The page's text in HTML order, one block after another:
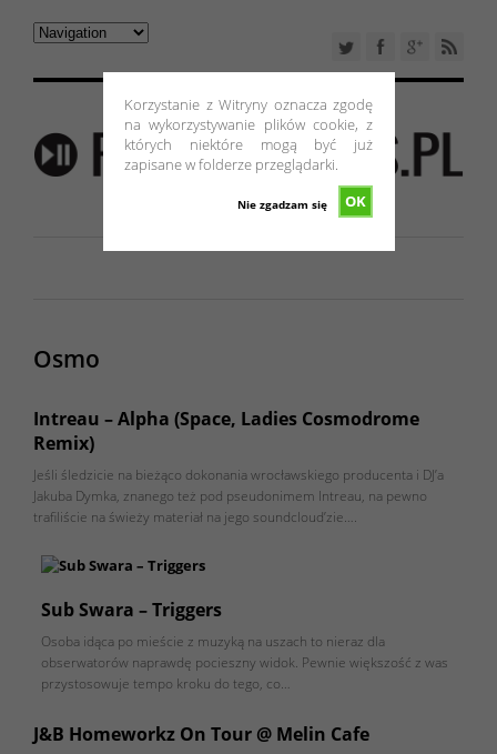
Korzystanie z Witryny oznacza zgodę
na wykorzystywanie plików cookie, z
których niektóre mogą być już
zapisane w folderze przeglądarki.
OK
Nie zgadzam się
Osmo
Intreau – Alpha (Space, Ladies Cosmodrome
Remix)
Jeśli śledzicie na bieżąco dokonania wrocławskiego producenta i DJ’a
Jakuba Dymka, znanego też pod pseudonimem Intreau, na pewno
trafiliście na świeży materiał na jego soundcloud’zie….
Sub Swara – Triggers
Osoba idąca po mieście z muzyką na uszach to nieraz dla
obserwatorów naprawdę pocieszny widok. Pewnie większość z was
przystosowuje tempo kroku do tego, co…
J&B Homeworkz On Tour @ Melin Cafe